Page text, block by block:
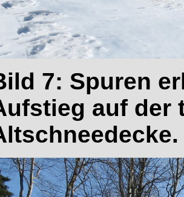
7: Spuren
auf der